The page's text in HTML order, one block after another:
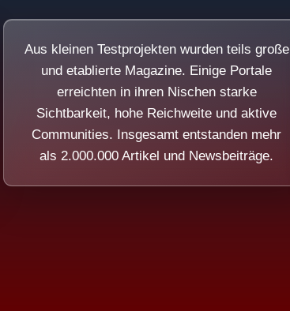
Aus kleinen Testprojekten wurden teils große
und etablierte Magazine. Einige Portale
erreichten in ihren Nischen starke
Sichtbarkeit, hohe Reichweite und aktive
Communities. Insgesamt entstanden mehr
als 2.000.000 Artikel und Newsbeiträge.